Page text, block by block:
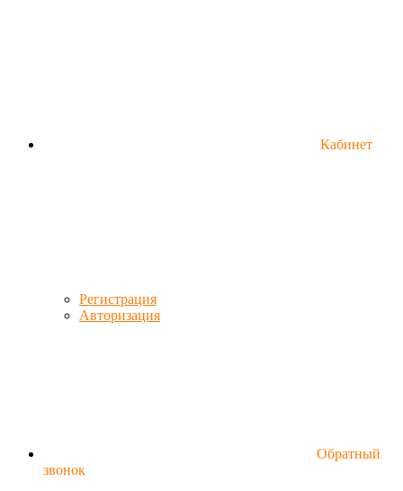
Кабинет
Регистрация
Авторизация
Обратный
звонок